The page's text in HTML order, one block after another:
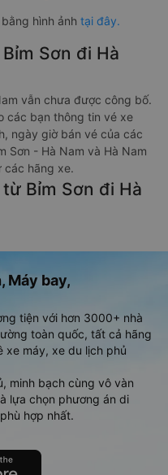
hình ảnh tại đây.
Sơn đi Hà
vẫn chưa được công bố.
các bạn thông tin vé xe
ngày giờ bán vé của các
Sơn - Hà Nam và Hà Nam
các hãng xe.
Bỉm Sơn đi Hà
Máy bay,
tiện với hơn 3000+ nhà
toàn quốc, tất cả hãng
xe máy, xe du lịch phủ
minh bạch cùng vô vàn
lựa chọn phương án di
hợp nhất.